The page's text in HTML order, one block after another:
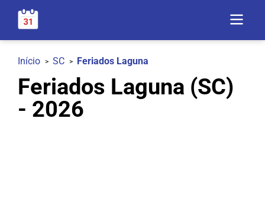
Início SC Feriados Laguna
Feriados Laguna (SC)
- 2026